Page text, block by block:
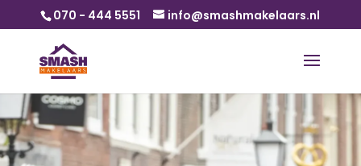
070 - 444 5551 info@smashmakelaars.nl